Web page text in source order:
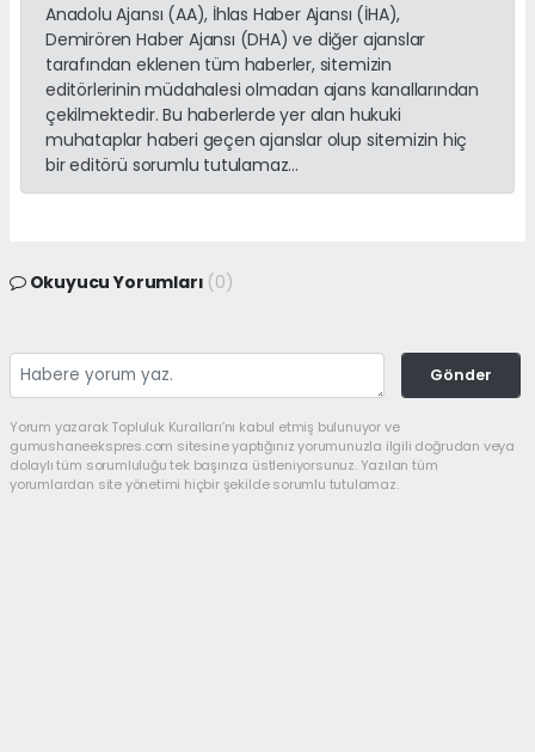
Anadolu Ajansı (AA), İhlas Haber Ajansı (İHA),
Demirören Haber Ajansı (DHA) ve diğer ajanslar
tarafından eklenen tüm haberler, sitemizin
editörlerinin müdahalesi olmadan ajans kanallarından
çekilmektedir. Bu haberlerde yer alan hukuki
muhataplar haberi geçen ajanslar olup sitemizin hiç
bir editörü sorumlu tutulamaz...
Okuyucu Yorumları (0)
Gönder
Yorum yazarak Topluluk Kuralları’nı kabul etmiş bulunuyor ve
gumushaneekspres.com sitesine yaptığınız yorumunuzla ilgili doğrudan veya
dolaylı tüm sorumluluğu tek başınıza üstleniyorsunuz. Yazılan tüm
yorumlardan site yönetimi hiçbir şekilde sorumlu tutulamaz.